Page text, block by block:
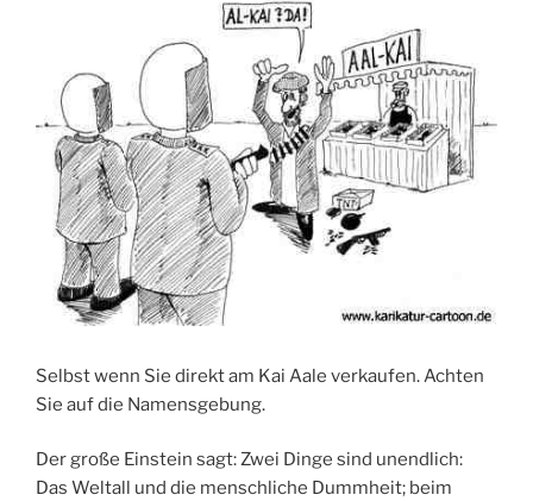
Selbst wenn Sie direkt am Kai Aale verkaufen. Achten
Sie auf die Namensgebung.
Der große Einstein sagt: Zwei Dinge sind unendlich:
Das Weltall und die menschliche Dummheit; beim